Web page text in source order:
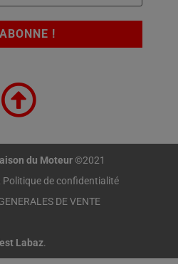
du Moteur©2021
Politique de confidentialité
DE VENTE
Labaz.